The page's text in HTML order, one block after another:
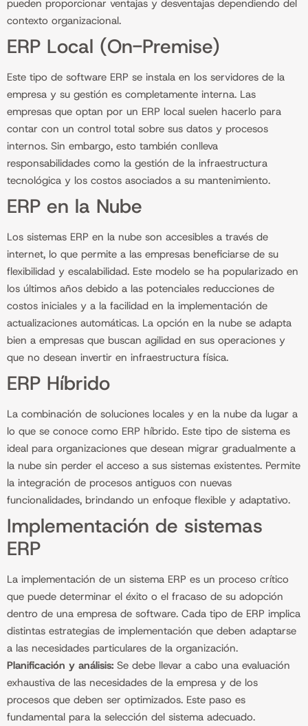
pueden proporcionar ventajas y desventajas dependiendo del
contexto organizacional.
ERP Local (On-Premise)
Este tipo de software ERP se instala en los servidores de la
empresa y su gestión es completamente interna. Las
empresas que optan por un ERP local suelen hacerlo para
contar con un control total sobre sus datos y procesos
internos. Sin embargo, esto también conlleva
responsabilidades como la gestión de la infraestructura
tecnológica y los costos asociados a su mantenimiento.
ERP en la Nube
Los sistemas ERP en la nube son accesibles a través de
internet, lo que permite a las empresas beneficiarse de su
flexibilidad y escalabilidad. Este modelo se ha popularizado en
los últimos años debido a las potenciales reducciones de
costos iniciales y a la facilidad en la implementación de
actualizaciones automáticas. La opción en la nube se adapta
bien a empresas que buscan agilidad en sus operaciones y
que no desean invertir en infraestructura física.
ERP Híbrido
La combinación de soluciones locales y en la nube da lugar a
lo que se conoce como ERP híbrido. Este tipo de sistema es
ideal para organizaciones que desean migrar gradualmente a
la nube sin perder el acceso a sus sistemas existentes. Permite
la integración de procesos antiguos con nuevas
funcionalidades, brindando un enfoque flexible y adaptativo.
Implementación de sistemas
ERP
La implementación de un sistema ERP es un proceso crítico
que puede determinar el éxito o el fracaso de su adopción
dentro de una empresa de software. Cada tipo de ERP implica
distintas estrategias de implementación que deben adaptarse
a las necesidades particulares de la organización.
Planificación y análisis: Se debe llevar a cabo una evaluación
exhaustiva de las necesidades de la empresa y de los
procesos que deben ser optimizados. Este paso es
fundamental para la selección del sistema adecuado.